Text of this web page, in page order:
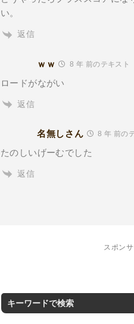
い。
返信
ｗｗ 8 年 前のテキスト
ロードがながい
返信
名無しさん 8 年 前の
たのしいげーむでした
返信
スポン
キーワードで検索